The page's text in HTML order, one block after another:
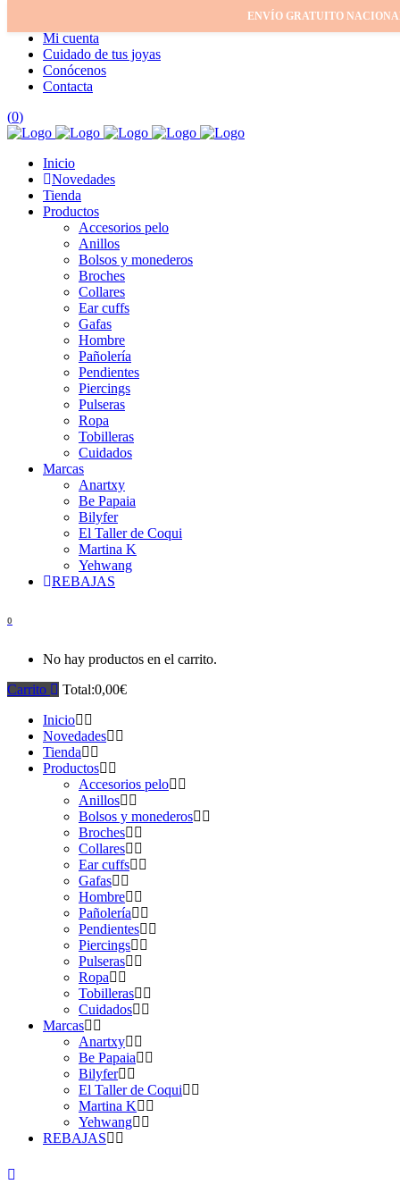
Mi cuenta
Cuidado de tus joyas
Conócenos
Contacta
(0)
Inicio
Novedades
Tienda
Productos
Accesorios pelo
Anillos
Bolsos y monederos
Broches
Collares
Ear cuffs
Gafas
Hombre
Pañolería
Pendientes
Piercings
Pulseras
Ropa
Tobilleras
Cuidados
Marcas
Anartxy
Be Papaia
Bilyfer
El Taller de Coqui
Martina K
Yehwang
REBAJAS
0
No hay productos en el carrito.
Carrito
Total:0,00€
Inicio
Novedades
Tienda
Productos
Accesorios pelo
Anillos
Bolsos y monederos
Broches
Collares
Ear cuffs
Gafas
Hombre
Pañolería
Pendientes
Piercings
Pulseras
Ropa
Tobilleras
Cuidados
Marcas
Anartxy
Be Papaia
Bilyfer
El Taller de Coqui
Martina K
Yehwang
REBAJAS
ENVÍO GRATUITO